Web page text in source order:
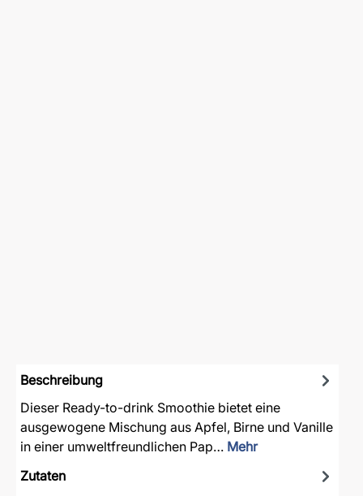
Beschreibung
Dieser Ready-to-drink Smoothie bietet eine
ausgewogene Mischung aus Apfel, Birne und Vanille
in einer umweltfreundlichen Pap… Mehr
Zutaten